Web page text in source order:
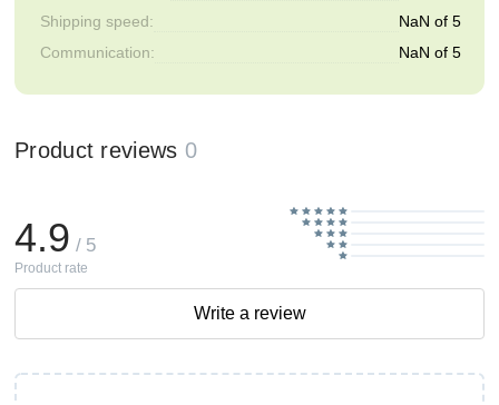
Shipping speed:
NaN of 5
Communication:
NaN of 5
Product reviews 0
4.9 / 5
Product rate
Write a review